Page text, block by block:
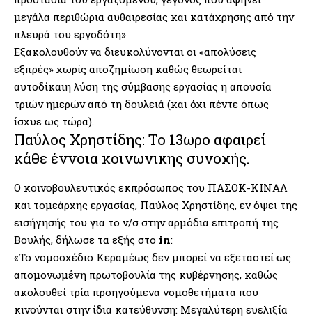
μεγάλα περιθώρια αυθαιρεσίας και κατάχρησης από την
πλευρά του εργοδότη»
Εξακολουθούν να διευκολύνονται οι «απολύσεις
εξπρές» χωρίς αποζημίωση καθώς θεωρείται
αυτοδίκαιη λύση της σύμβασης εργασίας η απουσία
τριών ημερών από τη δουλειά (και όχι πέντε όπως
ίσχυε ως τώρα).
Παύλος Χρηστίδης: Το 13ωρο αφαιρεί
κάθε έννοια κοινωνικης συνοχής.
Ο κοινοβουλευτικός εκπρόσωπος του ΠΑΣΟΚ-ΚΙΝΑΛ
και τομεάρχης εργασίας, Παύλος Χρηστίδης, εν όψει της
εισήγησής του για το ν/σ στην αρμόδια επιτροπή της
Βουλής, δήλωσε τα εξής στο in:
«Το νομοσχέδιο Κεραμέως δεν μπορεί να εξεταστεί ως
απομονωμένη πρωτοβουλία της κυβέρνησης, καθώς
ακολουθεί τρία προηγούμενα νομοθετήματα που
κινούνται στην ίδια κατεύθυνση: Μεγαλύτερη ευελιξία